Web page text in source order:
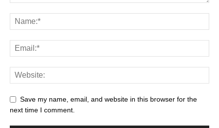
Save my name, email, and website in this browser for the
next time I comment.